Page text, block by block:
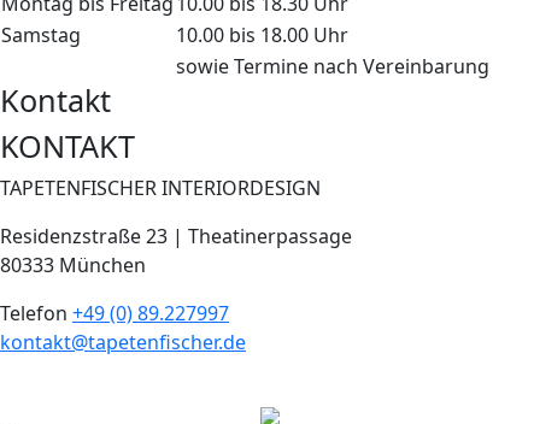
Samstag
10.00 bis 18.00 Uhr
sowie Termine nach Vereinbarung
Kontakt
KONTAKT
TAPETENFISCHER INTERIORDESIGN
Residenzstraße 23 | Theatinerpassage
80333 München
Telefon +49 (0) 89.227997
kontakt@tapetenfischer.de